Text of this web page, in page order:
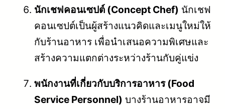
นักเชฟคอนเซปต์ (Concept Chef) นักเชฟ
คอนเซปต์เป็นผู้สร้างแนวคิดและเมนูใหม่ให้
กับร้านอาหาร เพื่อนำเสนอความพิเศษและ
สร้างความแตกต่างระหว่างร้านกับคู่แข่ง
พนักงานที่เกี่ยวกับบริการอาหาร (Food
Service Personnel) บางร้านอาหารอาจมี